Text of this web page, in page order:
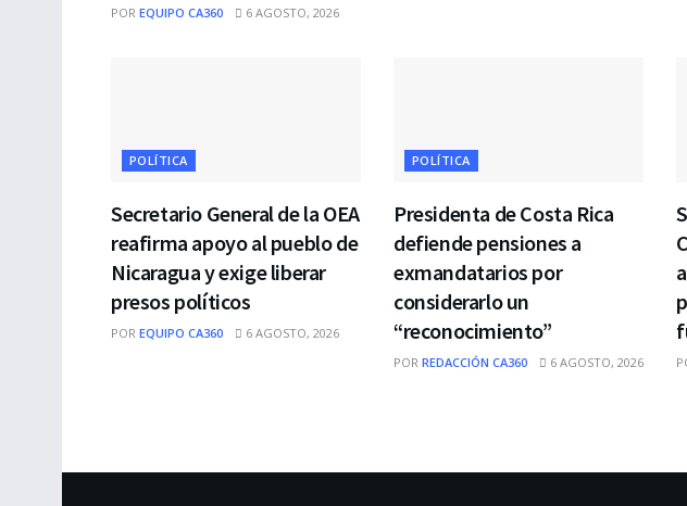
POR EQUIPO CA360 6 AGOSTO, 2026
POLÍTICA
Secretario General de la OEA
reafirma apoyo al pueblo de
Nicaragua y exige liberar
presos políticos
POR EQUIPO CA360 6 AGOSTO, 2026
POLÍTICA
Presidenta de Costa Rica
defiende pensiones a
exmandatarios por
considerarlo un
“reconocimiento”
POR REDACCIÓN CA360 6 AGOSTO, 2026